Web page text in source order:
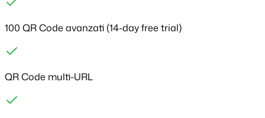
100 QR Code avanzati(14-day free trial)
QR Code multi-URL